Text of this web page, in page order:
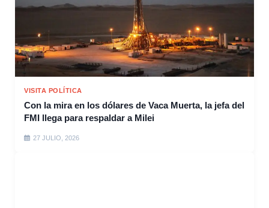
VISITA POLÍTICA
Con la mira en los dólares de Vaca Muerta, la jefa del
FMI llega para respaldar a Milei
27 JULIO, 2026